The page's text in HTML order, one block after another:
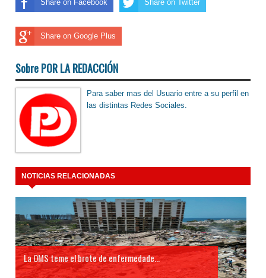
Share on Facebook Share on Twitter
Share on Google Plus
Sobre POR LA REDACCIÓN
Para saber mas del Usuario entre a su perfil en
las distintas Redes Sociales.
NOTICIAS RELACIONADAS
La OMS teme el brote de enfermedade...